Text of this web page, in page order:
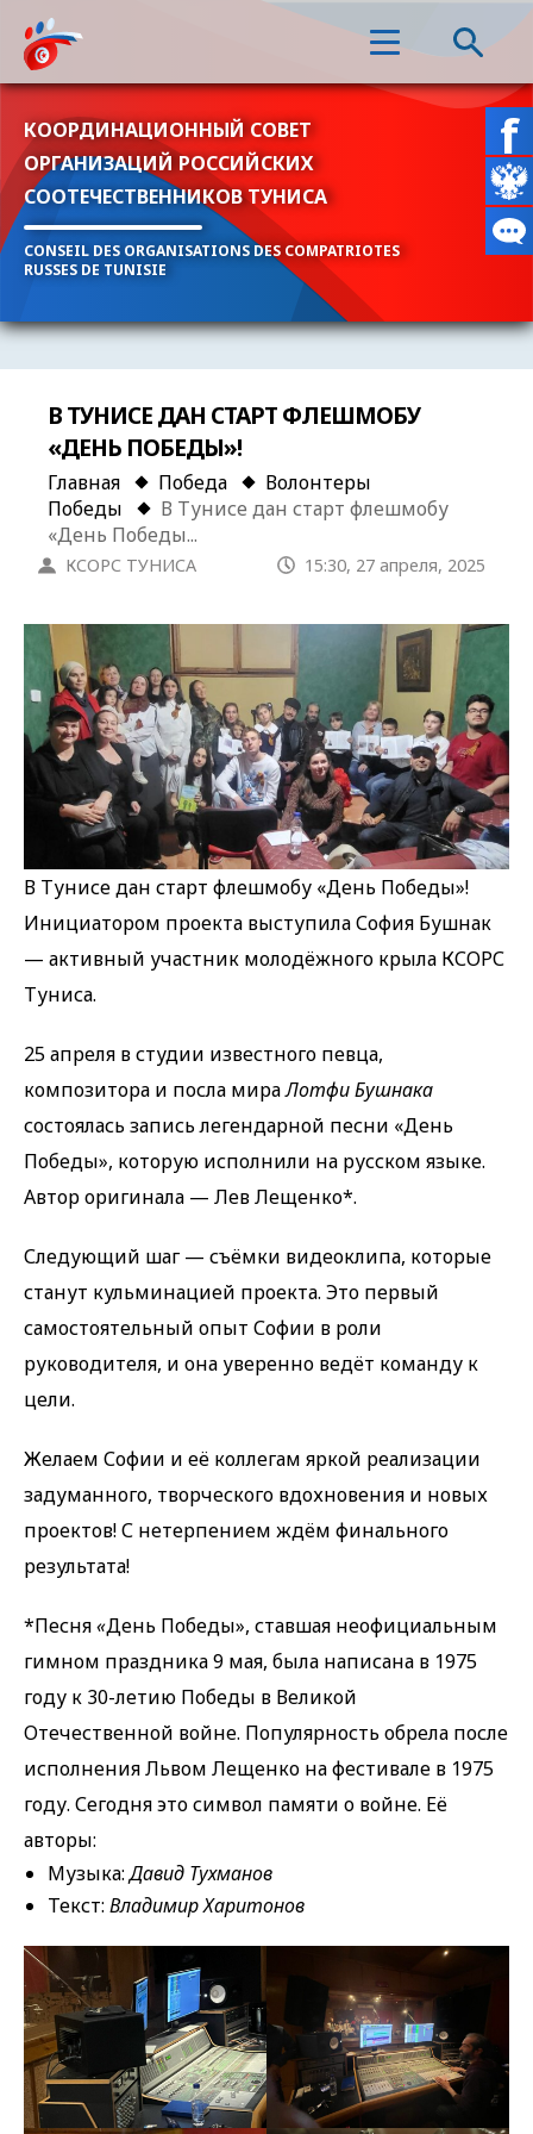
КООРДИНАЦИОННЫЙ СОВЕТ
ОРГАНИЗАЦИЙ РОССИЙСКИХ
СООТЕЧЕСТВЕННИКОВ ТУНИСА
CONSEIL DES ORGANISATIONS DES COMPATRIOTES
RUSSES DE TUNISIE
В ТУНИСЕ ДАН СТАРТ ФЛЕШМОБУ
«ДЕНЬ ПОБЕДЫ»!
Главная Победа
Волонтеры
Победы
В Тунисе дан старт флешмобу
«День Победы...
КСОРС ТУНИСА 15:30, 27 апреля, 2025
В Тунисе дан старт флешмобу «День Победы»!
Инициатором проекта выступила София Бушнак
— активный участник молодёжного крыла КСОРС
Туниса.
25 апреля в студии известного певца,
композитора и посла мираЛотфи Бушнака
состоялась запись легендарной песни «День
Победы», которую исполнили на русском языке.
Автор оригинала — Лев Лещенко*.
Следующий шаг — съёмки видеоклипа, которые
станут кульминацией проекта. Это первый
самостоятельный опыт Софии в роли
руководителя, и она уверенно ведёт команду к
цели.
Желаем Софии и её коллегам яркой реализации
задуманного, творческого вдохновения и новых
проектов! С нетерпением ждём финального
результата!
*Песня«День Победы», ставшая неофициальным
гимном праздника 9 мая, была написана в 1975
году к 30-летию Победы в Великой
Отечественной войне. Популярность обрела после
исполнения Львом Лещенко на фестивале в 1975
году. Сегодня это символ памяти о войне. Её
авторы:
Музыка:Давид Тухманов
Текст: Владимир Харитонов